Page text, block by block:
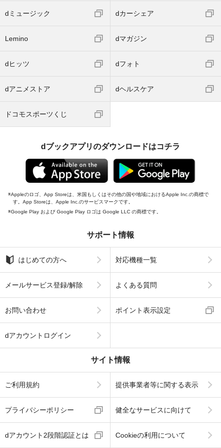
dミュージック dカーシェア
Lemino dマガジン
dヒッツ dフォト
dアニメストア dヘルスケア
ドコモスポーツくじ
dブックアプリのダウンロードはコチラ
Appleのロゴ、App Storeは、米国もしくはその他の国や地域におけるApple Inc.の商標で
す。App Storeは、Apple Inc.のサービスマークです。
Google Play および Google Play ロゴは Google LLC の商標です。
サポート情報
はじめての方へ 対応機種一覧
メールサービス登録/解除 よくある質問
お問い合わせ ポイント表示設定
dアカウントログイン
サイト情報
ご利用規約 提供事業者等に関する表示
プライバシーポリシー 健全なサービスに向けて
dアカウント2段階認証とは Cookieの利用について